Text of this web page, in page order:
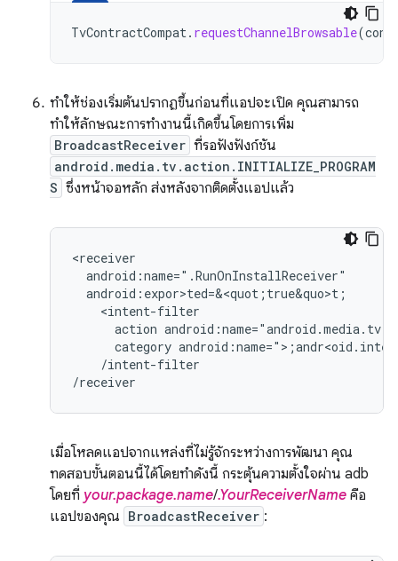
TvContractCompat. requestChannelBrowsable(
ทำให้ช่องเริ่มต้นปรากฏขึ้นก่อนที่แอปจะเปิด คุณสามารถ
ทำให้ลักษณะการทำงานนี้เกิดขึ้นโดยการเพิ่ม
BroadcastReceiver ที่รอฟังฟังก์ชัน
android.media.tv.action.INITIALIZE_PROGRAM
S ซึ่งหน้าจอหลัก ส่งหลังจากติดตั้งแอปแล้ว
action
category
/intent-filter
/receiver
เมื่อโหลดแอปจากแหล่งที่ไม่รู้จักระหว่างการพัฒนา คุณ
ทดสอบขั้นตอนนี้ได้โดยทำดังนี้ กระตุ้นความตั้งใจผ่าน adb
โดยที่ your.package.name/.YourReceiverName คือ
แอปของคุณ BroadcastReceiver :